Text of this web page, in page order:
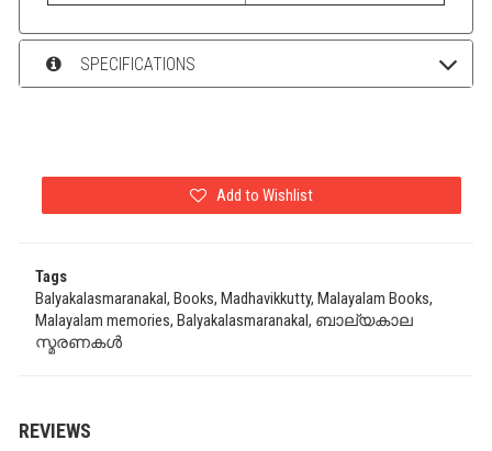
SPECIFICATIONS
Add to Wishlist
Tags
Balyakalasmaranakal, Books, Madhavikkutty, Malayalam Books,
Malayalam memories, Balyakalasmaranakal, ബാല്യകാല
സ്മരണകൾ
REVIEWS